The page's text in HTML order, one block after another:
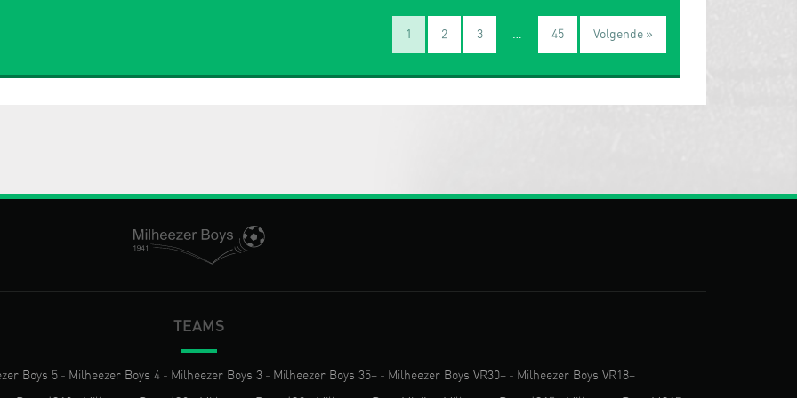
1 2 3 45 Volgende »
TEAMS
Boys 5 - Milheezer Boys 4 - Milheezer Boys 3 - Milheezer Boys 35+ - Milheezer Boys VR30+ - Milheezer Boys VR18+